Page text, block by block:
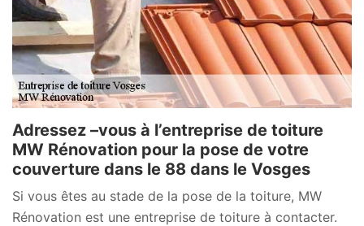
Adressez –vous à l’entreprise de toiture
MW Rénovation pour la pose de votre
couverture dans le 88 dans le Vosges
Si vous êtes au stade de la pose de la toiture, MW
Rénovation est une entreprise de toiture à contacter.